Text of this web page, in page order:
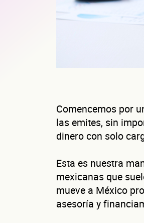
Comencemos por
las emites, sin
dinero con solo
Esta es nuestra
mexicanas que
mueve a México
asesoría y